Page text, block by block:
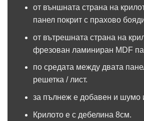
от външната страна на
панел покрит с прахово
от вътрешната страна на
фрезован ламиниран MDF
по средата между двата
решетка / лист.
за пълнеж е добавен и шумо
Крилото е с дебелина 8см.